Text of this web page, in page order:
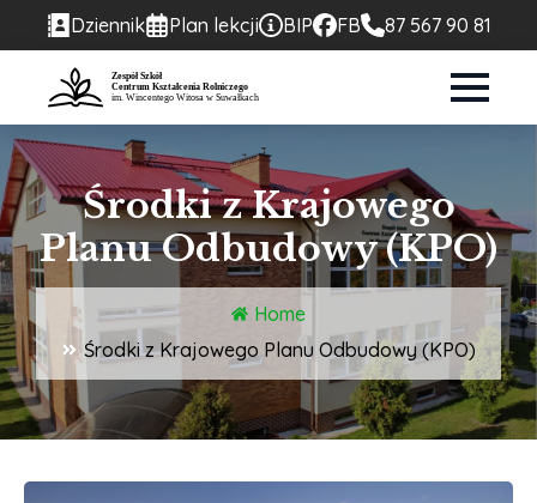
Dziennik Plan lekcji BIP FB 87 567 90 81
Środki z Krajowego
Planu Odbudowy (KPO)
Home
Środki z Krajowego Planu Odbudowy (KPO)